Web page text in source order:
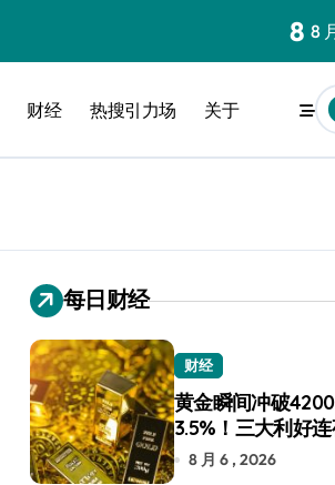
8 8
财经 热搜引力场 关于
每日财经
财经
黄金瞬间冲破
3.5%！三大利好
8 月 6 , 2026